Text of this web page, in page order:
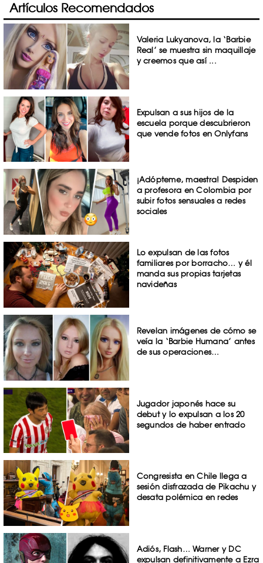
Artículos Recomendados
Valeria Lukyanova, la ‘Barbie
Real’ se muestra sin maquillaje
y creemos que así ...
Expulsan a sus hijos de la
escuela porque descubrieron
que vende fotos en Onlyfans
¡Adópteme, maestra! Despiden
a profesora en Colombia por
subir fotos sensuales a redes
sociales
Lo expulsan de las fotos
familiares por borracho… y él
manda sus propias tarjetas
navideñas
Revelan imágenes de cómo se
veía la ‘Barbie Humana’ antes
de sus operaciones…
Jugador japonés hace su
debut y lo expulsan a los 20
segundos de haber entrado
Congresista en Chile llega a
sesión disfrazada de Pikachu y
desata polémica en redes
Adiós, Flash… Warner y DC
expulsan definitivamente a Ezra